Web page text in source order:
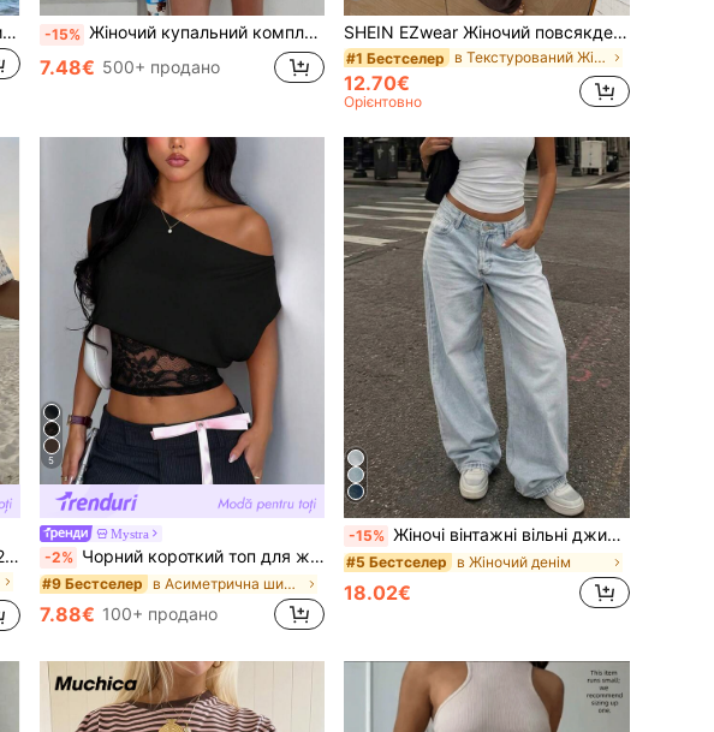
Жіночий сексуальний однотонний жовтий комплект бікіні з металевою підвіскою у вигляді квітки, елегантний повсякденний пляжний/курортний одяг для літньої відпустки, Vacationcore -15% Жіночий купальний комплект 2026, бікіні-топ на зав'язках через шию з горошком і контрастним кольором, сексуальна відкрита спина, трусики-танга, для Дня святого Валентина, пляжу, курорту, літнього відпочинку на відкритому повітрі, у стилі Vacationcore
7.48€ 500+ продано
SHEIN EZwear Жіночий повсякденний комплект із однотонного плисованого топа та довгих штанів на еластичному поясі
#1 Бестселер в Текстурований Жіночі координати
12.70€
Орієнтовно
Vivid Eden Жіночий комплект із 2 предметів: кімоно та шорти з короткими рукавами з квітковим принтом, стиль "Відпустка"
5
Mystra
-2% Чорний короткий топ для жінок весна 2026, сексуальний дизайн з відкритими плечима та рукавами <<летучими крилами», мереживним оздобленням талії, приталений короткий блуз у стилі Y2K, літній вуличний стиль
#9 Бестселер в Асиметрична шия Жіночі топи, блузки & трійник
7.88€ 100+ продано
-15% Жіночі вінтажні вільні джинси прямого крою у стилі бойфренд, повсякденні, осінні
#5 Бестселер в Жіночий денім
18.02€